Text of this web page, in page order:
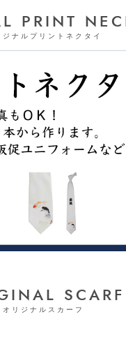
PRINT
ジナルプリントネクタイ
SCARF
オリジナルスカーフ